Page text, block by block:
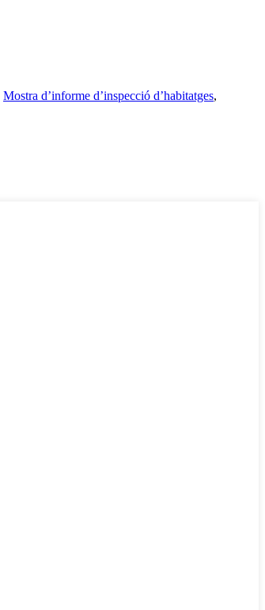
Mostra d’informe d’inspecció d’habitatges,